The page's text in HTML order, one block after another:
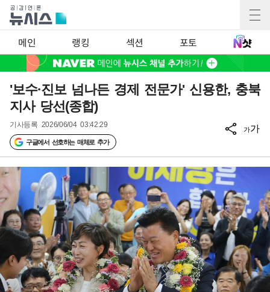
메인 랭킹 섹션 포토
'보수·진보 넘나든 경제 전문가' 신용한, 충북
지사 당선(종합)
기사등록 2026/06/04 03:42:29
구글에서 선호하는 매체로 추가
가가